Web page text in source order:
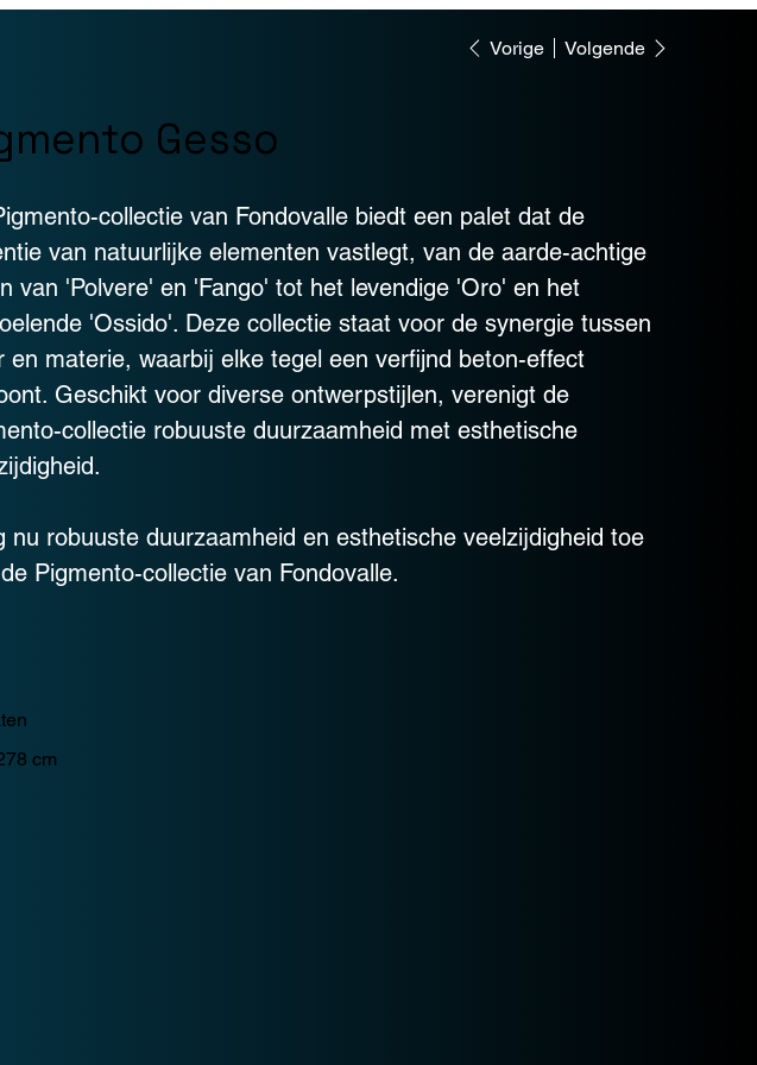
Vorige Volgende
Gesso
collectie van Fondovalle biedt een palet dat de
van natuurlijke elementen vastlegt, van de aarde-achtige
van 'Polvere' en 'Fango' tot het levendige 'Oro' en het
'Ossido'. Deze collectie staat voor de synergie tussen
en materie, waarbij elke tegel een verfijnd beton-effect
Geschikt voor diverse ontwerpstijlen, verenigt de
collectie robuuste duurzaamheid met esthetische
nu robuuste duurzaamheid en esthetische veelzijdigheid toe
Pigmento-collectie van Fondovalle.
cm